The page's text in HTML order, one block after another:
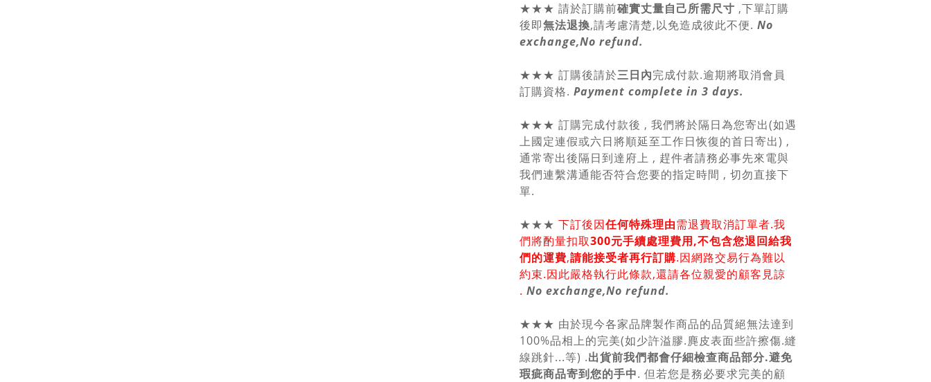
★★★ 請於訂購前確實丈量自己所需尺寸 ,下單訂購
後即無法退換,請考慮清楚,以免造成彼此不便. No
exchange,No refund.
★★★ 訂購後請於三日內完成付款.逾期將取消會員
訂購資格. Payment complete in 3 days.
★★★ 訂購完成付款後 , 我們將於隔日為您寄出(如遇
上國定連假或六日將順延至工作日恢復的首日寄出) ,
通常寄出後隔日到達府上 , 趕件者請務必事先來電與
我們連繫溝通能否符合您要的指定時間 , 切勿直接下
單.
★★★ 下訂後因任何特殊理由需退費取消訂單者.我
們將酌量扣取300元手續處理費用,不包含您退回給我
們的運費,請能接受者再行訂購.因網路交易行為難以
約束.因此嚴格執行此條款,還請各位親愛的顧客見諒
. No exchange,No refund.
★★★ 由於現今各家品牌製作商品的品質絕無法達到
100%品相上的完美(如少許溢膠.麂皮表面些許擦傷.縫
線跳針...等) .出貨前我們都會仔細檢查商品部分.避免
瑕疵商品寄到您的手中. 但若您是務必要求完美的顧